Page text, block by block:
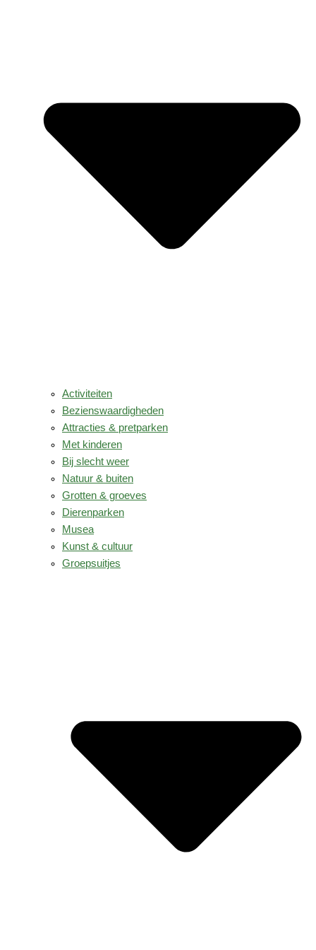
Activiteiten
Bezienswaardigheden
Attracties & pretparken
Met kinderen
Bij slecht weer
Natuur & buiten
Grotten & groeves
Dierenparken
Musea
Kunst & cultuur
Groepsuitjes